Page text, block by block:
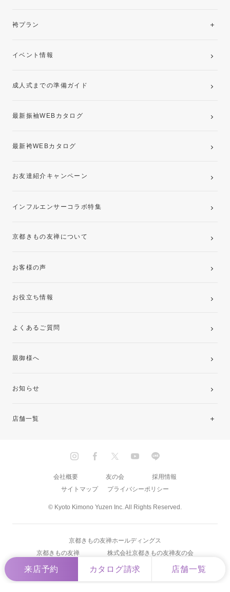
来店予約 カタログ請求 店舗一覧
レンタルプラン
袴プラン
卒業袴レンタルプラン
イベント情報
成人式までの準備ガイド
最新振袖WEBカタログ
最新袴WEBカタログ
お友達紹介キャンペーン
インフルエンサーコラボ特集
京都きもの友禅について
お客様の声
お役立ち情報
よくあるご質問
親御様へ
お知らせ
店舗一覧
九州
© Kyoto Kimono Yuzen Inc. All Rights Reserved.
会社概要 友の会
採用情報
サイトマップ
プライバシーポリシー
京都きもの友禅ホールディングス
京都きもの友禅
株式会社京都きもの友禅友の会